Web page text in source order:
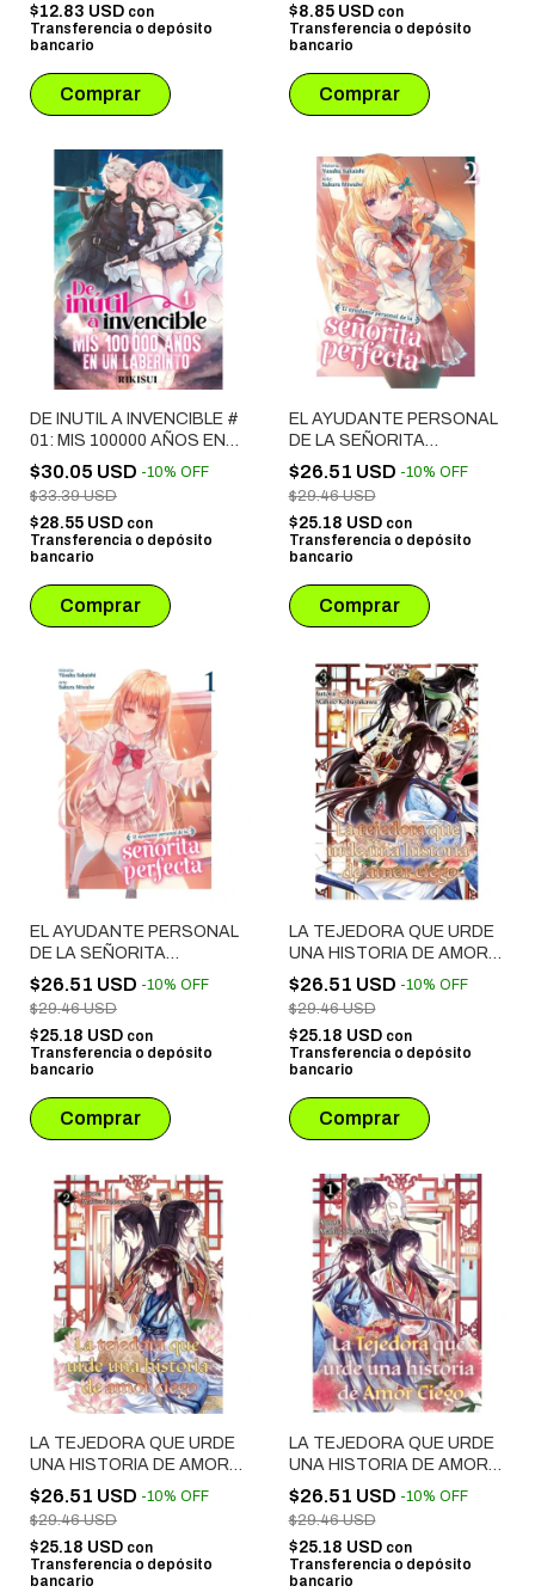
$12.83 USD con
Transferencia o depósito
bancario
$8.85 USD con
Transferencia o depósito
bancario
DE INUTIL A INVENCIBLE #
01: MIS 100000 AÑOS EN
UN LABERINTO
$30.05 USD -10% OFF
$33.39 USD
$28.55 USD con
Transferencia o depósito
bancario
EL AYUDANTE PERSONAL
DE LA SEÑORITA
PERFECTA # 02
$26.51 USD -10% OFF
$29.46 USD
$25.18 USD con
Transferencia o depósito
bancario
EL AYUDANTE PERSONAL
DE LA SEÑORITA
PERFECTA # 01
$26.51 USD -10% OFF
$29.46 USD
$25.18 USD con
Transferencia o depósito
bancario
LA TEJEDORA QUE URDE
UNA HISTORIA DE AMOR
CIEGO # 03
$26.51 USD -10% OFF
$29.46 USD
$25.18 USD con
Transferencia o depósito
bancario
LA TEJEDORA QUE URDE
UNA HISTORIA DE AMOR
CIEGO # 02
$26.51 USD -10% OFF
$29.46 USD
$25.18 USD con
Transferencia o depósito
bancario
LA TEJEDORA QUE URDE
UNA HISTORIA DE AMOR
CIEGO # 01
$26.51 USD -10% OFF
$29.46 USD
$25.18 USD con
Transferencia o depósito
bancario